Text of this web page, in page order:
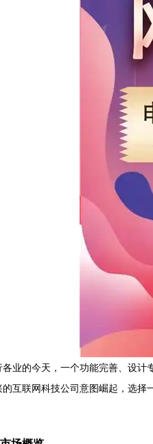
业的今天，一个功能完善、设
互联网科技公司意图崛起，选